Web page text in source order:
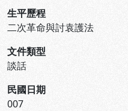
生平歷程
二次革命與討袁護法
文件類型
談話
民國日期
007